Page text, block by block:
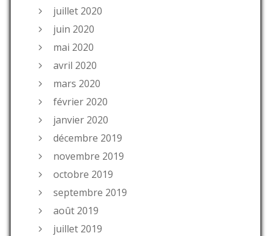
juillet 2020
juin 2020
mai 2020
avril 2020
mars 2020
février 2020
janvier 2020
décembre 2019
novembre 2019
octobre 2019
septembre 2019
août 2019
juillet 2019